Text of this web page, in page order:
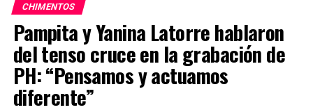
CHIMENTOS
Pampita y Yanina Latorre hablaron
del tenso cruce en la grabación de
PH: “Pensamos y actuamos
diferente”